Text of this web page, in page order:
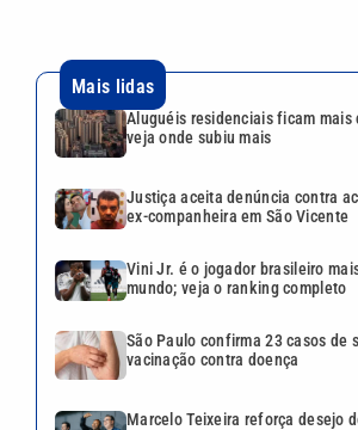
vacinação contra doença
Marcelo Teixeira reforça desejo
Neymar: ‘O projeto é um sucesso’
VEJA TAMBÉM
Aluguéis
mais